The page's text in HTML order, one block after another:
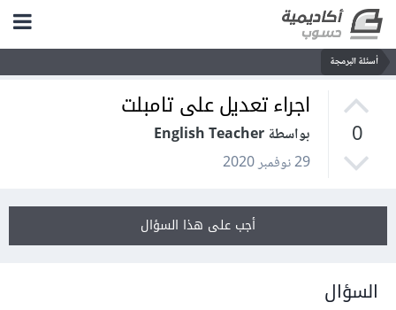
أسئلة البرمجة
0
اجراء تعديل على تامبلت
بواسطة English Teacher
29 نوفمبر 2020
أجب على هذا السؤال
السؤال